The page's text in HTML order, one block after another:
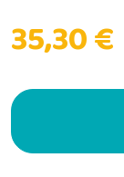
35,30 €